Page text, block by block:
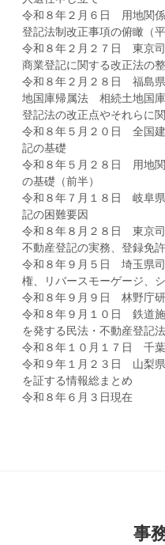
令和８年２月６日 用地関
登記法制改正事項の俯瞰（
令和８年２月２７日 東京
商業登記に関する改正法の
令和８年２月２８日 福島
地国庫帰属法 相続土地国
登記法の改正点やそれらに
令和８年５月２０日 全国
記の基礎
令和８年５月２８日 用地
の基礎（前半）
令和８年７月１８日 岐阜
記の困難要因
令和８年８月２８日 東京
不動産登記の実務、登録免
令和８年９月５日 埼玉県
権、リバースモーゲージ、
令和８年９月９日 林野庁
令和８年９月１０日 鉄道
を発する民法・不動産登記
令和８年１０月１７日 千
令和９年１月２３日 山梨
を証する情報総まとめ
令和８年６月３日現在
事